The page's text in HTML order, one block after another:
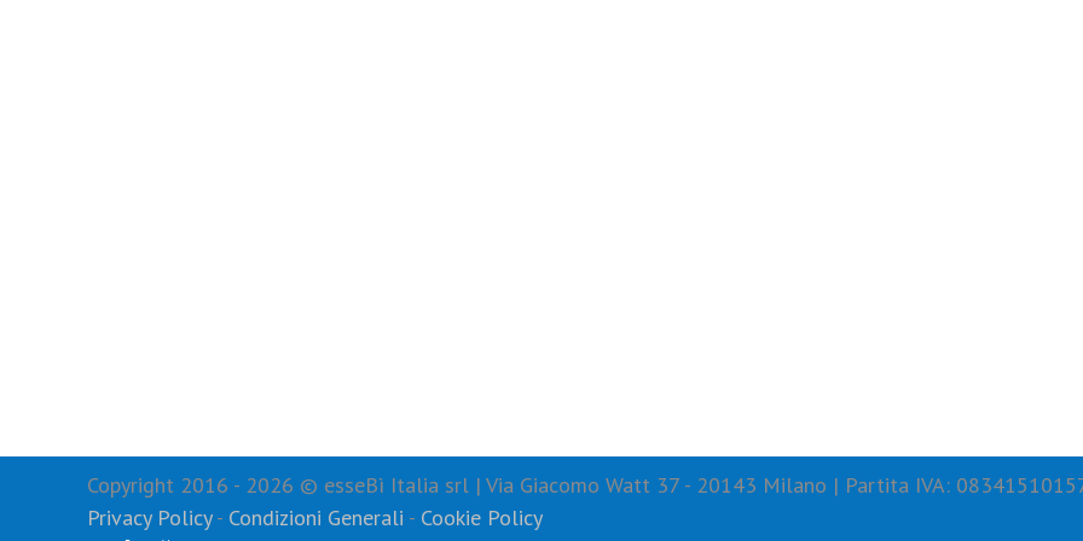
Copyright 2016 - 2026 © esseBì Italia srl | Via Giacomo Watt 37 - 20143 Milano | Partita IVA:
Privacy Policy- Condizioni Generali - Cookie Policy